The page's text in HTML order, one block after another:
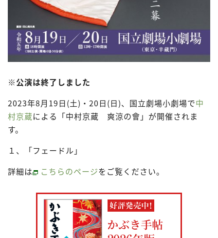
※公演は終了しました
2023年8月19日(土)・20日(日)、国立劇場小劇場で中
村京蔵による「中村京蔵 爽涼の會」が開催されま
す。
１、「フェードル」
詳細は
こちらのページをご覧ください。